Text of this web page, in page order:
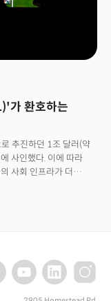
를 저렴한 가격에
. 2017년 제작물
입증하지 못한 점은
조했죠. 안잘리 수드
투자하고 있다”면서
대비 증가했다고
스(NYT)에 "사람들이
"라면서 "사람들이
단했습니다. 니콜
가 환호하는
추진하던 1조 달러(약
사인했다. 이에 따라
사회 인프라가 더
다른 수혜 산업이
면 인프라 법안에는 미국
거주하는 많은 저소득
받을 수 있다.인터넷은
필수 서비스가 됐다.